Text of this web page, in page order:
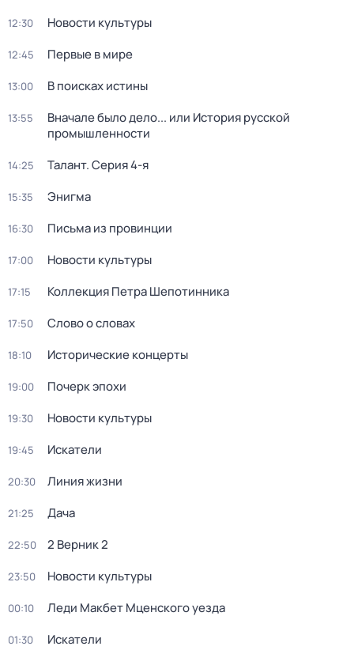
12:30 Новости культуры
12:45 Первые в мире
13:00 В поисках истины
13:55
Вначале было дело... или История русской
промышленности
14:25 Талант. Серия 4-я
15:35 Энигма
16:30 Письма из провинции
17:00 Новости культуры
17:15 Коллекция Петра Шепотинника
17:50 Слово о словах
18:10 Исторические концерты
19:00 Почерк эпохи
19:30 Новости культуры
19:45 Искатели
20:30 Линия жизни
21:25 Дача
22:50 2 Верник 2
23:50 Новости культуры
00:10 Леди Макбет Мценского уезда
01:30 Искатели